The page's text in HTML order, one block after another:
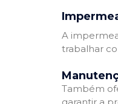
A
trabalhar
Também
garantir a